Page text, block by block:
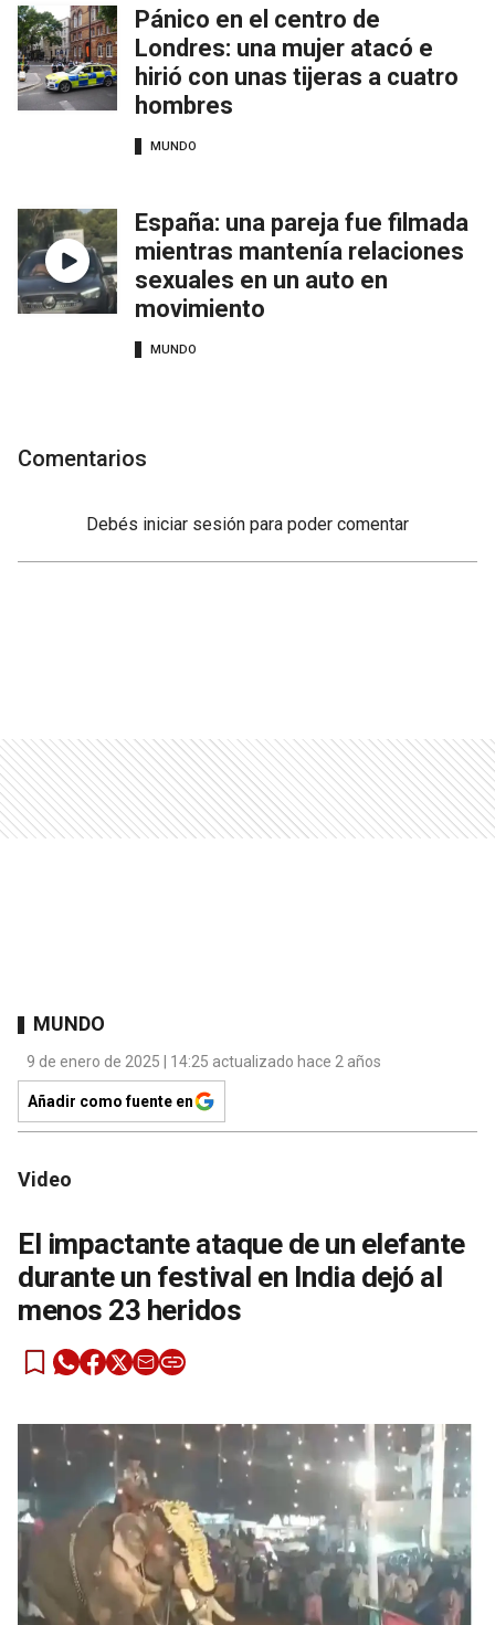
Pánico en el centro de
Londres: una mujer atacó e
hirió con unas tijeras a cuatro
hombres
MUNDO
España: una pareja fue filmada
mientras mantenía relaciones
sexuales en un auto en
movimiento
MUNDO
Comentarios
Debés iniciar sesión para poder comentar
MUNDO
9 de enero de 2025 | 14:25 actualizado hace 2 años
Añadir como fuente en
Video
El impactante ataque de un elefante
durante un festival en India dejó al
menos 23 heridos